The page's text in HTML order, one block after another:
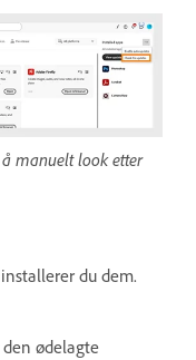
manuelt look etter
du dem.
ødelagte